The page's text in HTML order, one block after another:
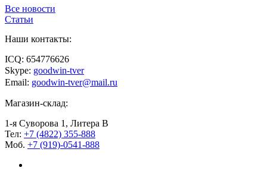
Все новости
Статьи
Наши контакты:
ICQ: 654776626
Skype: goodwin-tver
Email: goodwin-tver@mail.ru
Магазин-склад:
1-я Суворова 1, Литера В
Тел: +7 (4822) 355-888
Моб. +7 (919)-0541-888